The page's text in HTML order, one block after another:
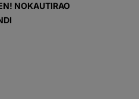
NOKAUTIRAO